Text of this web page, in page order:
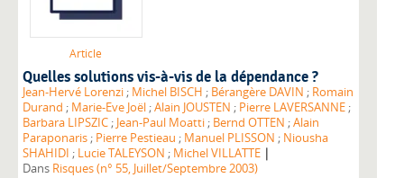
Article
Quelles solutions vis-à-vis de la dépendance ?
Jean-Hervé Lorenzi ; Michel BISCH ; Bérangère DAVIN ; Romain
Durand ; Marie-Eve Joël ;Alain JOUSTEN ; Pierre LAVERSANNE ;
Barbara LIPSZIC ; Jean-Paul Moatti ; Bernd OTTEN ;Alain
Paraponaris ; Pierre Pestieau ; Manuel PLISSON ; Niousha
SHAHIDI ; Lucie TALEYSON ; Michel VILLATTE |
Dans Risques (n° 55, Juillet/Septembre 2003)